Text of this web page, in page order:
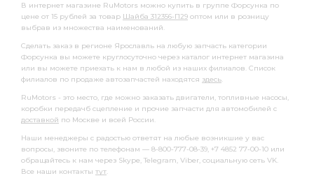
В интернет магазине RuMotors можно купить в группе Форсунка по
цене от 15 рублей за товар Шайба 312356-П29 оптом или в розницу
выбрав из множества наименований.
Сделать заказ в регионе Ярославль на любую запчасть категории
Форсунка вы можете круглосуточно через каталог интернет магазина
или вы можете приехать к нам в любой из наших филиалов. Список
филиалов по продаже автозапчастей находятся здесь.
RuMotors - это место, где можно заказать двигатели, топливные насосы,
коробки передачб сцепление и прочие запчасти для автомобилей с
доставкой по Москве и всей России.
Наши менеджеры с радостью ответят на любые возникшие у вас
вопросы, звоните по телефонам — 8-800-777-08-39, +7 4852 77-00-10 или
обращайтесь к нам через Skype, Telegram, Viber, социальную сеть VK.
Все наши контакты тут.